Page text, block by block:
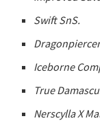
Swift SnS.
Iceborne
True
Nerscylla X